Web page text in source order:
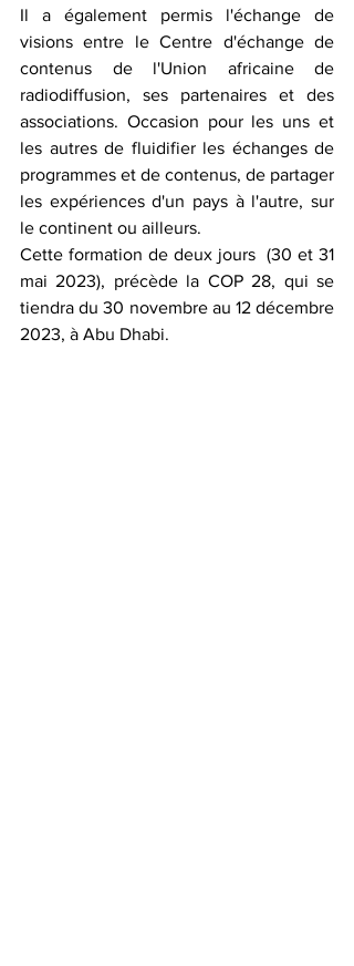
Il a également permis l'échange de
visions entre le Centre d'échange de
contenus de l'Union africaine de
radiodiffusion, ses partenaires et des
associations. Occasion pour les uns et
les autres de fluidifier les échanges de
programmes et de contenus, de partager
les expériences d'un pays à l'autre, sur
le continent ou ailleurs.
Cette formation de deux jours  (30 et 31
mai 2023), précède la COP 28, qui se
tiendra du 30 novembre au 12 décembre
2023, à Abu Dhabi.